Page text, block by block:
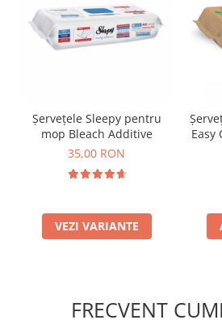
Șervețele Sleepy pentru
mop Bleach Additive
35,00 RON
VEZI VARIANTE
Easy
FRECVENT